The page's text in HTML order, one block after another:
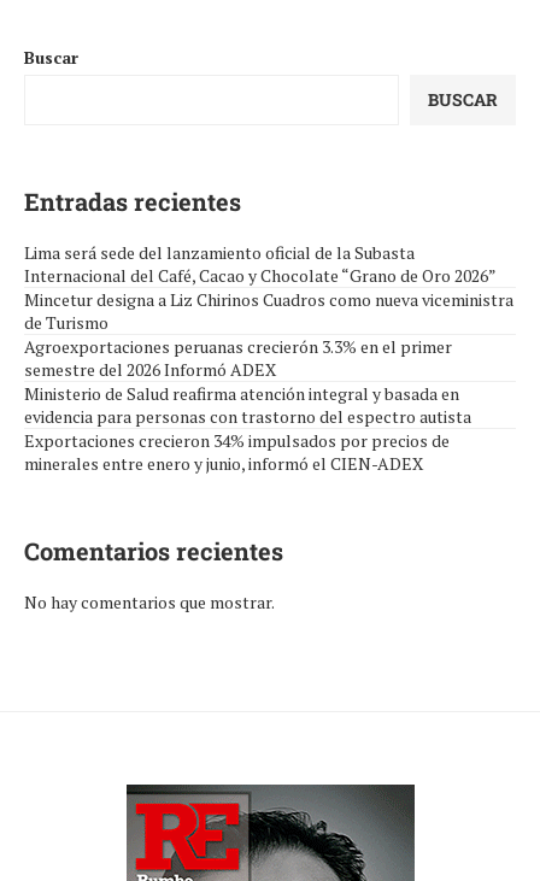
Buscar
BUSCAR
Entradas recientes
Lima será sede del lanzamiento oficial de la Subasta
Internacional del Café, Cacao y Chocolate “Grano de Oro 2026”
Mincetur designa a Liz Chirinos Cuadros como nueva viceministra
de Turismo
Agroexportaciones peruanas crecierón 3.3% en el primer
semestre del 2026 Informó ADEX
Ministerio de Salud reafirma atención integral y basada en
evidencia para personas con trastorno del espectro autista
Exportaciones crecieron 34% impulsados por precios de
minerales entre enero y junio, informó el CIEN-ADEX
Comentarios recientes
No hay comentarios que mostrar.